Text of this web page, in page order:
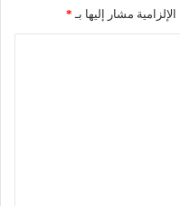
مشار إليها بـ *